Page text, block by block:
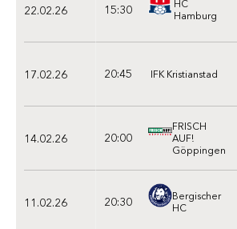
22.02.26 15:30
HC
Hamburg
17.02.26 20:45 IFK Kristianstad
14.02.26 20:00
FRISCH
AUF!
Göppingen
11.02.26 20:30
Bergischer
HC